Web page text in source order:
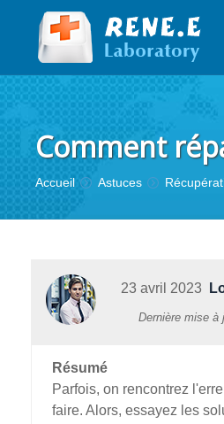
Comment
Vous êtes ici :
Accueil Astuces
23 avril 2023
Dernière mise à
Résumé
Parfois, on rencontrez
faire. Alors, essayez les